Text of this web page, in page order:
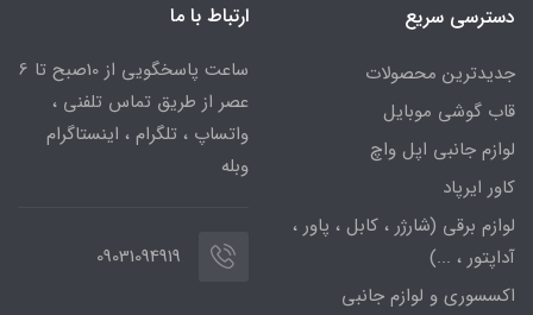
دسترسی سریع
جدیدترین محصولات
قاب گوشی موبایل
لوازم جانبی اپل واچ
کاور ایرپاد
لوازم برقی (شارژر ، کابل ، پاور ،
آداپتور ، ...)
اکسسوری و لوازم جانبی
ارتباط با ما
ساعت پاسخگویی از 10صبح تا 6
عصر از طریق تماس تلفنی ،
واتساپ ، تلگرام ، اینستاگرام
وبله
09031094919